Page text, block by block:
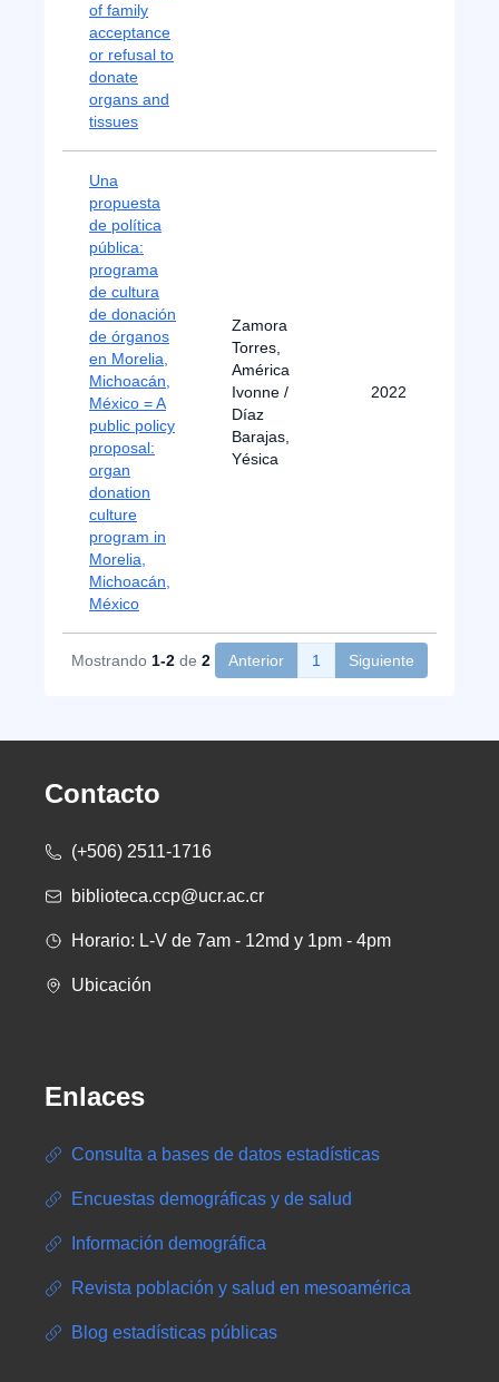
of family
acceptance
or refusal to
donate
organs and
tissues
Una
propuesta
de política
pública:
programa
de cultura
de donación
de órganos
en Morelia,
Michoacán,
México = A
public policy
proposal:
organ
donation
culture
program in
Morelia,
Michoacán,
México
Zamora
Torres,
América
Ivonne /
Díaz
Barajas,
Yésica
2022
Mostrando 1-2 de 2 Anterior 1 Siguiente
Contacto
(+506) 2511-1716
biblioteca.ccp@ucr.ac.cr
Horario: L-V de 7am - 12md y 1pm - 4pm
Ubicación
Enlaces
Consulta a bases de datos estadísticas
Encuestas demográficas y de salud
Información demográfica
Revista población y salud en mesoamérica
Blog estadísticas públicas